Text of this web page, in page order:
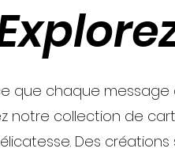
que chaque
notre collection de
Des